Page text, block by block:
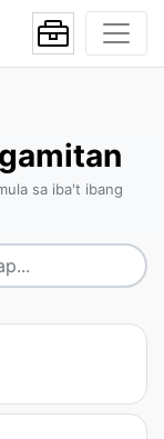
sa iba't ibang